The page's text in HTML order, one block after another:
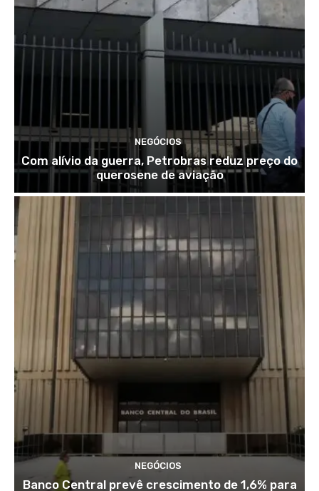
NEGÓCIOS
Com alívio da guerra, Petrobras reduz preço do
querosene de aviação
NEGÓCIOS
Banco Central prevê crescimento de 1,6% para